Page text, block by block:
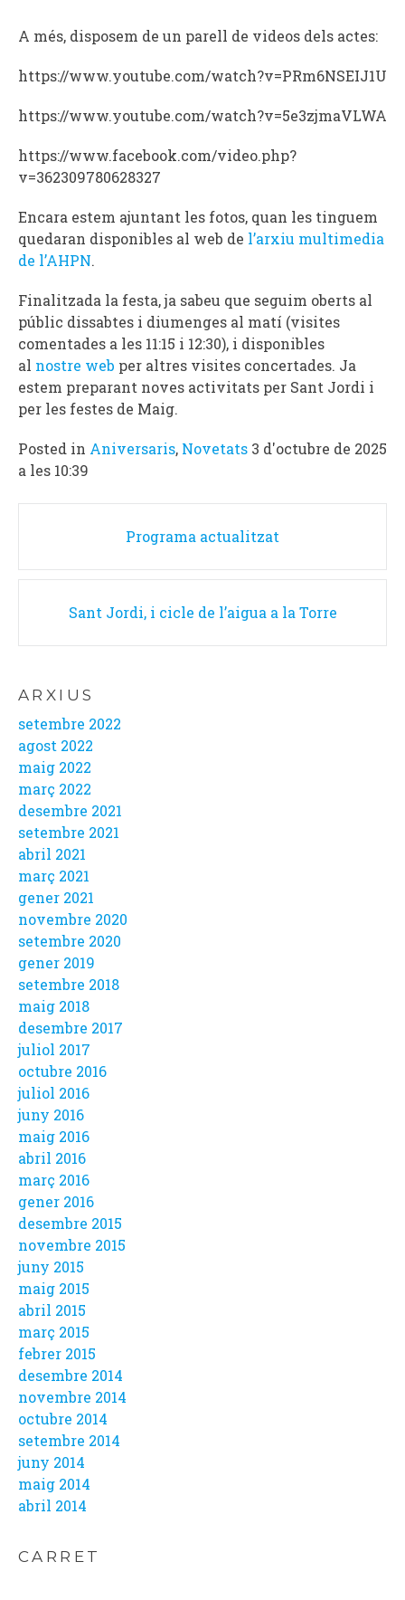
A més, disposem de un parell de videos dels actes:
https://www.youtube.com/watch?v=PRm6NSEIJ1U
https://www.youtube.com/watch?v=5e3zjmaVLWA
https://www.facebook.com/video.php?
v=362309780628327
Encara estem ajuntant les fotos, quan les tinguem
quedaran disponibles al web de l’arxiu multimedia
de l’AHPN.
Finalitzada la festa, ja sabeu que seguim oberts al
públic dissabtes i diumenges al matí (visites
comentades a les 11:15 i 12:30), i disponibles
al nostre web per altres visites concertades. Ja
estem preparant noves activitats per Sant Jordi i
per les festes de Maig.
Posted in Aniversaris, Novetats 3 d'octubre de 2025
a les 10:39
navigationPrograma actualitzat
Sant Jordi, i cicle de l’aigua a la Torre
ARXIUS
setembre 2022
agost 2022
maig 2022
març 2022
desembre 2021
setembre 2021
abril 2021
març 2021
gener 2021
novembre 2020
setembre 2020
gener 2019
setembre 2018
maig 2018
desembre 2017
juliol 2017
octubre 2016
juliol 2016
juny 2016
maig 2016
abril 2016
març 2016
gener 2016
desembre 2015
novembre 2015
juny 2015
maig 2015
abril 2015
març 2015
febrer 2015
desembre 2014
novembre 2014
octubre 2014
setembre 2014
juny 2014
maig 2014
abril 2014
CARRET